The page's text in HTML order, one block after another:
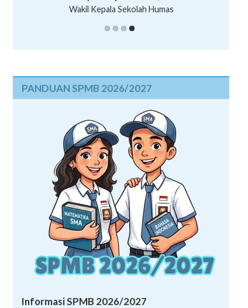
Wakil Kepala Sekolah Humas
PANDUAN SPMB 2026/2027
Informasi SPMB 2026/2027